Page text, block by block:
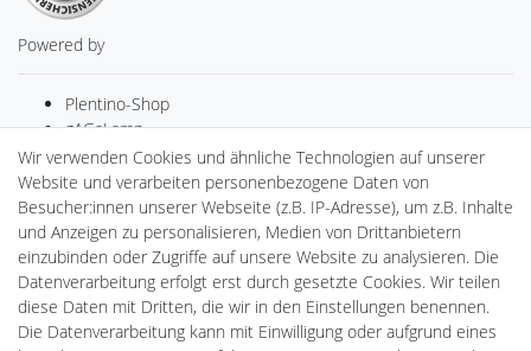
Powered by
Plentino-Shop
gAGaLamp
Drohnenstore24
MeinUSB
Batteriespeicher
PlentiSolar
Gebrauchtlicht
Ledkauf
DEYESOLAR
Lightech Connect
Wir verwenden Cookies und ähnliche Technologien auf unserer
Website und verarbeiten personenbezogene Daten von
Besucher:innen unserer Webseite (z.B. IP-Adresse), um z.B. Inhalte
und Anzeigen zu personalisieren, Medien von Drittanbietern
einzubinden oder Zugriffe auf unsere Website zu analysieren. Die
Datenverarbeitung erfolgt erst durch gesetzte Cookies. Wir teilen
diese Daten mit Dritten, die wir in den Einstellungen benennen.
Die Datenverarbeitung kann mit Einwilligung oder aufgrund eines